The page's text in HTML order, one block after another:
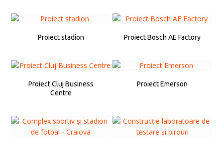
Proiect stadion Proiect Bosch AE Factory
Proiect Cluj Business
Centre
Proiect Emerson